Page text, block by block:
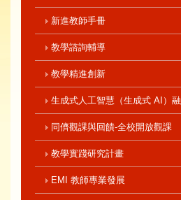
新進教師手冊
教學諮詢輔導
教學精進創新
生成式人工智慧（生成式 AI）
同儕觀課與回饋-全校開放觀課
教學實踐研究計畫
EMI 教師專業發展